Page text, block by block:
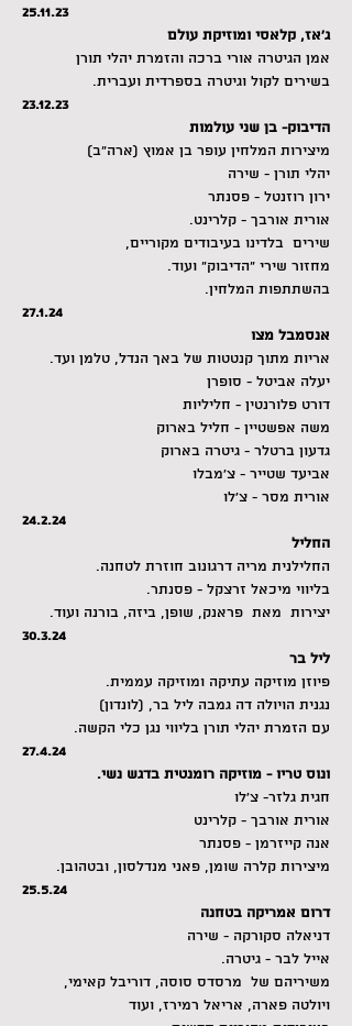
25.11.23
ג'אז, קלאסי ומוזיקת עולם
אמן הגיטרה אורי ברכה והזמרת יהלי תורן
בשירים לקול וגיטרה בספרדית ועברית.
23.12.23
הדיבוק- בן שני עולמות
מיצירות המלחין עופר בן אמוץ (ארה"ב)
יהלי תורן - שירה
ירון רוזנטל - פסנתר
אורית אורבך - קלרינט.
שירים  בלדינו בעיבודים מקוריים,
מחזור שירי "הדיבוק" ועוד.
בהשתתפות המלחין.
27.1.24
אנסמבל מצו
אריות מתוך קנטטות של באך הנדל, טלמן ועד.
יעלה אביטל - סופרן
דורט פלורנטין - חליליות
משה אפשטיין - חליל בארוק
גדעון ברטלר - גיטרה בארוק
אביעד שטייר - צ׳מבלו
אורית מסר - צ'לו
24.2.24
החליל
החלילנית מריה דרגונוב חוזרת לטחנה.
בליווי מיכאל זרצקל - פסנתר.
יצירות  מאת  פראנק, שופן, ביזה, בורנה ועוד.
30.3.24
ליל בר
פיוזן מוזיקה עתיקה ומוזיקה עממית.
נגנית הויולה דה גמבה ליל בר, (לונדון)
עם הזמרת יהלי תורן בליווי נגן כלי הקשה.
27.4.24
ונוס טריו - מוזיקה רומנטית בדגש נשי.
חגית גלזר- צ'לו
אורית אורבך - קלרינט
אנה קייזרמן - פסנתר
מיצירות קלרה שומן, פאני מנדלסון, ובטהובן.
25.5.24
דרום אמריקה בטחנה
דניאלה סקורקה - שירה
אייל לבר - גיטרה.
משיריהם של  מרסדס סוסה, דוריבל קאימי,
ויולטה פארה, אריאל רמירז, ועוד